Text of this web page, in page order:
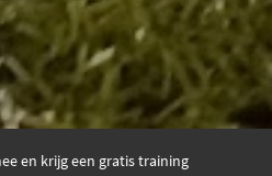
en krijg een gratis training